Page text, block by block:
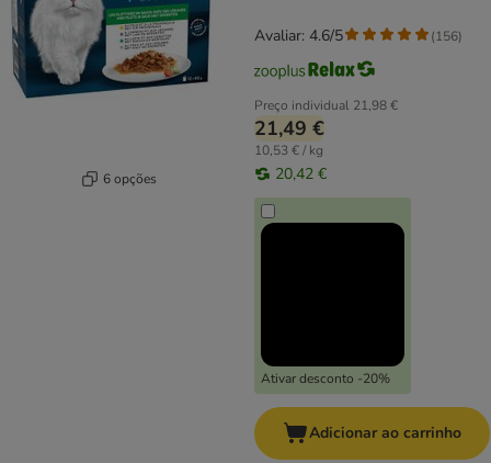
6 opções
Preço individual 21,98 €
21,49 €
10,53 € / kg
20,42 €
Ativar desconto -20%
Avaliar: 4.6/5 (156)
Adicionar ao carrinho